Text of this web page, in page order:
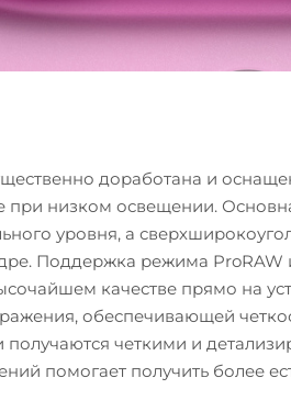
доработана и
при низком освещении.
уровня, а
Поддержка режима ProRAW
качестве прямо на
обеспечивающей
четкими и
помогает получить более